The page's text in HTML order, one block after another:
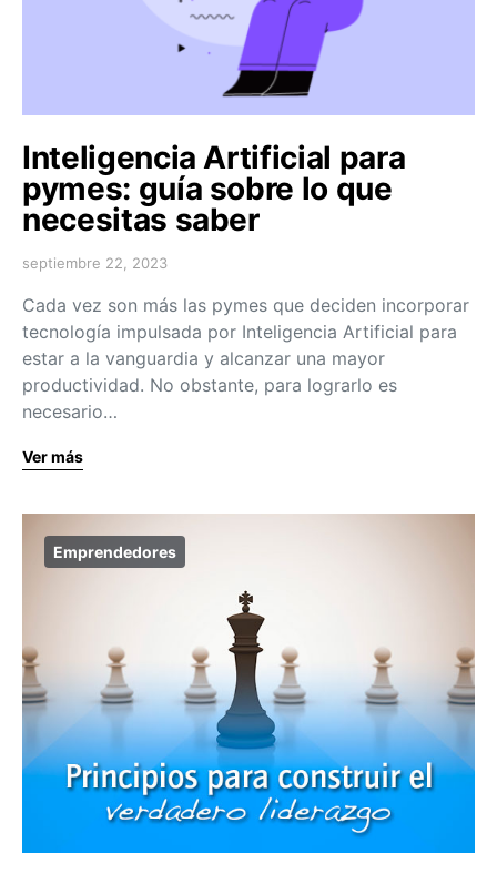
Inteligencia Artificial para
pymes: guía sobre lo que
necesitas saber
septiembre 22, 2023
Cada vez son más las pymes que deciden incorporar
tecnología impulsada por Inteligencia Artificial para
estar a la vanguardia y alcanzar una mayor
productividad. No obstante, para lograrlo es
necesario…
Ver más
Emprendedores